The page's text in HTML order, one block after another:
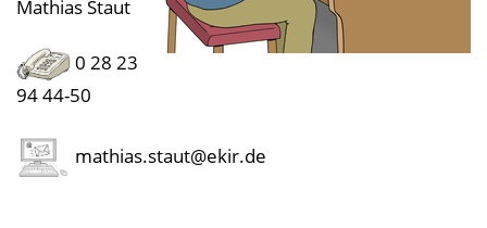
Mathias Staut
0 28 23
94 44-50
mathias.staut@ekir.de